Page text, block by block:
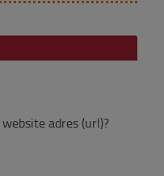
adres (url)?